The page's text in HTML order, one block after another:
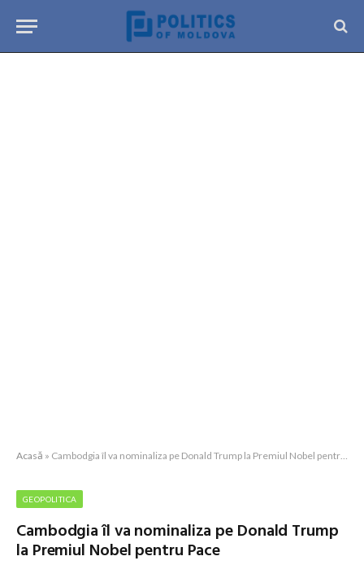
Acasă » Cambodgia îl va nominaliza pe Donald Trump la Premiul Nobel pentru Pace
GEOPOLITICA
Cambodgia îl va nominaliza pe Donald Trump
la Premiul Nobel pentru Pace